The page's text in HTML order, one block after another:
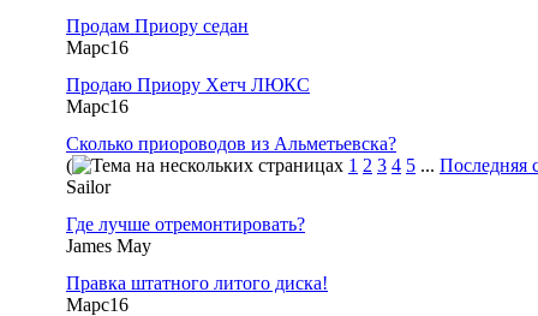
Продам Приору седан
Марс16
Продаю Приору Хетч ЛЮКС
Марс16
Сколько приороводов из Альметьевска?
(
1 2 3 4 5 ... Последняя
Sailor
Где лучше отремонтировать?
James May
Правка штатного литого диска!
Марс16